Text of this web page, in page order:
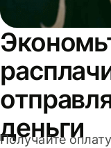
деньги
Получайте